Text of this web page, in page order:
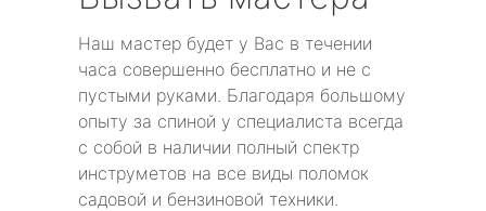
Наш мастер будет у Вас в течении
часа совершенно бесплатно и не с
пустыми руками. Благодаря большому
опыту за спиной у специалиста всегда
с собой в наличии полный спектр
инструметов на все виды поломок
садовой и бензиновой техники.